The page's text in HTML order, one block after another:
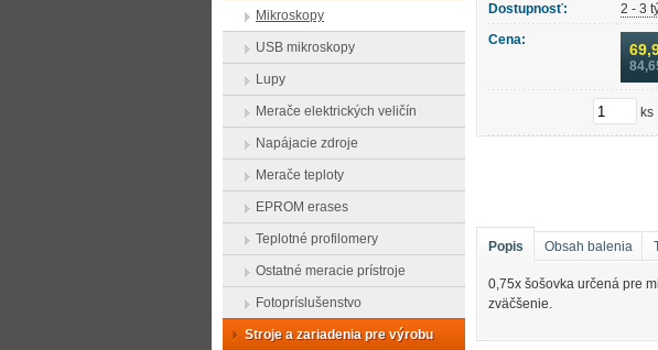
Dostupnosť:
2 - 3
Cena:
ks
Popis Obsah balenia
0,75x šošovka určená pre
zväčšenie.
Mikroskopy
USB mikroskopy
Lupy
Merače elektrických veličín
Napájacie zdroje
Merače teploty
EPROM erases
Teplotné profilomery
Ostatné meracie prístroje
Fotopríslušenstvo
Stroje a zariadenia pre výrobu